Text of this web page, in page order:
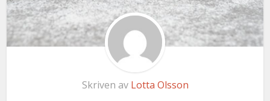
Skriven av Lotta Olsson